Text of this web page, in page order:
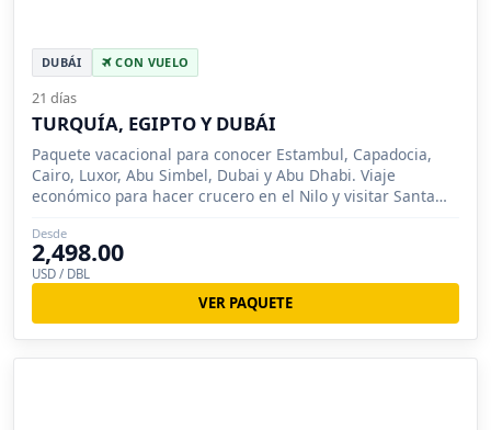
DUBÁI CON VUELO
21 días
TURQUÍA, EGIPTO Y DUBÁI
Paquete vacacional para conocer Estambul, Capadocia,
Cairo, Luxor, Abu Simbel, Dubai y Abu Dhabi. Viaje
económico para hacer crucero en el Nilo y visitar Santa
Desde
2,498.00
USD / DBL
VER PAQUETE